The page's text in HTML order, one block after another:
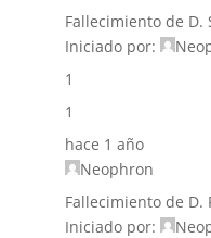
Fallecimiento de D.
Iniciado por:
1
1
hace 1 año
Neophron
Fallecimiento de D.
Iniciado por: